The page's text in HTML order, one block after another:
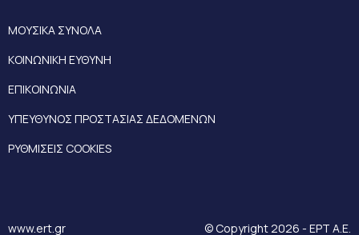
ΜΟΥΣΙΚΑ ΣΥΝΟΛΑ
ΚΟΙΝΩΝΙΚΗ ΕΥΘΥΝΗ
ΕΠΙΚΟΙΝΩΝΙΑ
ΥΠΕΥΘΥΝΟΣ ΠΡΟΣΤΑΣΙΑΣ ΔΕΔΟΜΕΝΩΝ
ΡΥΘΜΙΣΕΙΣ COOKIES
www.ert.gr © Copyright 2026 - ΕΡΤ Α.Ε.